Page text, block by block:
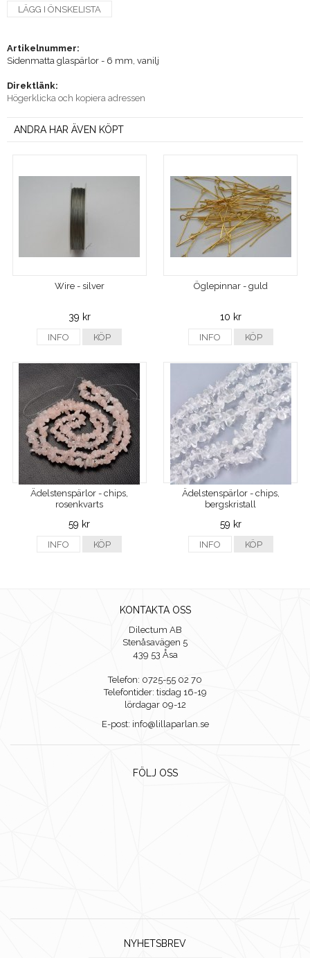
LÄGG I ÖNSKELISTA
Artikelnummer:
Sidenmatta glaspärlor - 6 mm, vanilj
Direktlänk:
Högerklicka och kopiera adressen
ANDRA HAR ÄVEN KÖPT
Wire - silver
39 kr
INFO KÖP
Öglepinnar - guld
10 kr
INFO KÖP
Ädelstenspärlor - chips,
rosenkvarts
59 kr
INFO KÖP
Ädelstenspärlor - chips,
bergskristall
59 kr
INFO KÖP
KONTAKTA OSS
Dilectum AB
Stenåsavägen 5
439 53 Åsa
Telefon: 0725-55 02 70
Telefontider: tisdag 16-19
lördagar 09-12
E-post: info@lillaparlan.se
FÖLJ OSS
NYHETSBREV